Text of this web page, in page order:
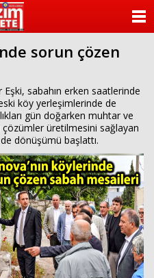
sorun çözen
sabahın erken saatlerinde
köy yerleşimlerinde de
gün doğarken muhtar ve
çözümler üretilmesini sağlayan
dönüşümü başlattı.
KATEGORİLER
ANKETLER
VİDEO GALERİ
KÜNYE
İLETİŞİM